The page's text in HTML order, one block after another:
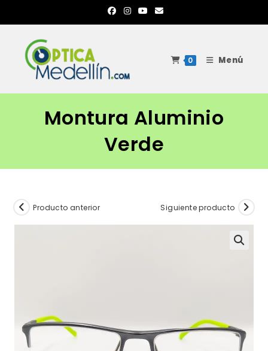
al
contenido
0 Menú
Montura Aluminio
Verde
Producto anterior Siguiente producto